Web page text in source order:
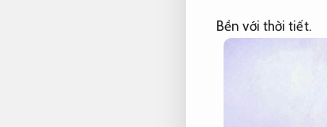
Bền với thời tiết.